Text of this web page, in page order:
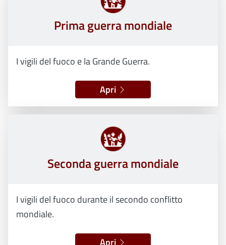
Prima guerra mondiale
I vigili del fuoco e la Grande Guerra.
Apri
Seconda guerra mondiale
I vigili del fuoco durante il secondo conflitto
mondiale.